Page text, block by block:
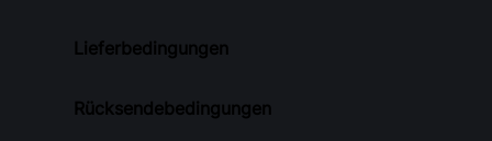
Lieferbedingungen
Rücksendebedingungen